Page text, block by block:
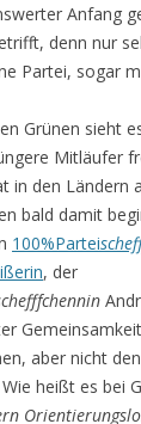
Anfang
denn nur
Partei, sogar
Grünen sieht
Mitläufer
in den Ländern
bald damit
100%Partei
, der
aber nicht
heißt es bei